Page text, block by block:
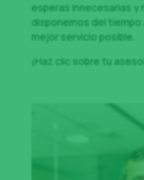
esperas innecesarias y
disponemos del
mejor servicio posible.
¡Haz clic sobre tu